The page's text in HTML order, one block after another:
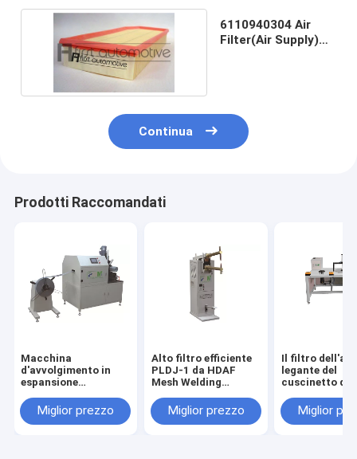
6110940304 Air
Filter(Air Supply)
Continua
Prodotti Raccomandati
Macchina
d'avvolgimento in
espansione
spirale della maglia
di buona qualità per i
Miglior prezzo
Alto filtro efficiente
PLDJ-1 da HDAF
Mesh Welding
Miglior prezzo
Il filtro
legante del
cuscinetto di
della
gradua
Miglior